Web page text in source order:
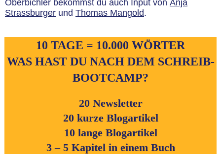
Oberbichler bekommst du auch Input von Anja
Strassburger und Thomas Mangold.
10 TAGE = 10.000 WÖRTER
WAS HAST DU NACH DEM SCHREIB-
BOOTCAMP?
20 Newsletter
20 kurze Blogartikel
10 lange Blogartikel
3 – 5 Kapitel in einem Buch